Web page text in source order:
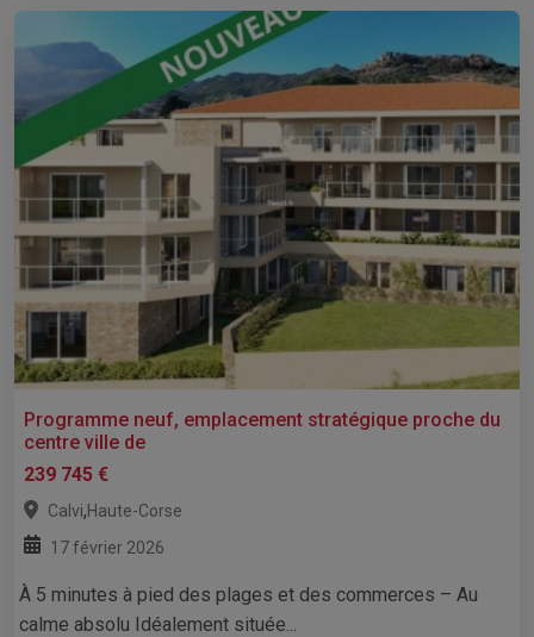
Programme neuf, emplacement stratégique proche du
centre ville de
239 745 €
Calvi,Haute-Corse
17 février 2026
À 5 minutes à pied des plages et des commerces – Au
calme absolu Idéalement située...